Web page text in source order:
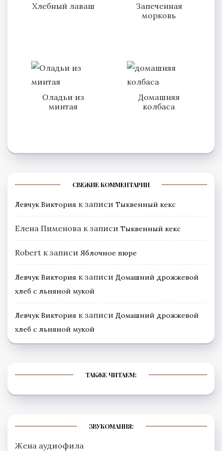
Хлебный лаваш
Запеченная
морковь
Оладьи из
минтая
Домашняя
колбаса
СВЕЖИЕ КОММЕНТАРИИ
Левчук Виктория к записи Тыквенный кекс
Елена Пименова к записи Тыквенный кекс
Robert к записи Яблочное пюре
Левчук Виктория к записи Домашний дрожжевой
хлеб с льняной мукой
Левчук Виктория к записи Домашний дрожжевой
хлеб с льняной мукой
ТАКЖЕ ЧИТАЕМ:
ЗВУКОМАНИЯ:
Жена аудиофила